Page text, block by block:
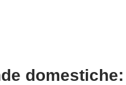
domestiche: